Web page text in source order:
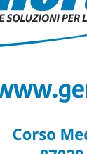
cittadini
in
servizi sanitari
si
di un